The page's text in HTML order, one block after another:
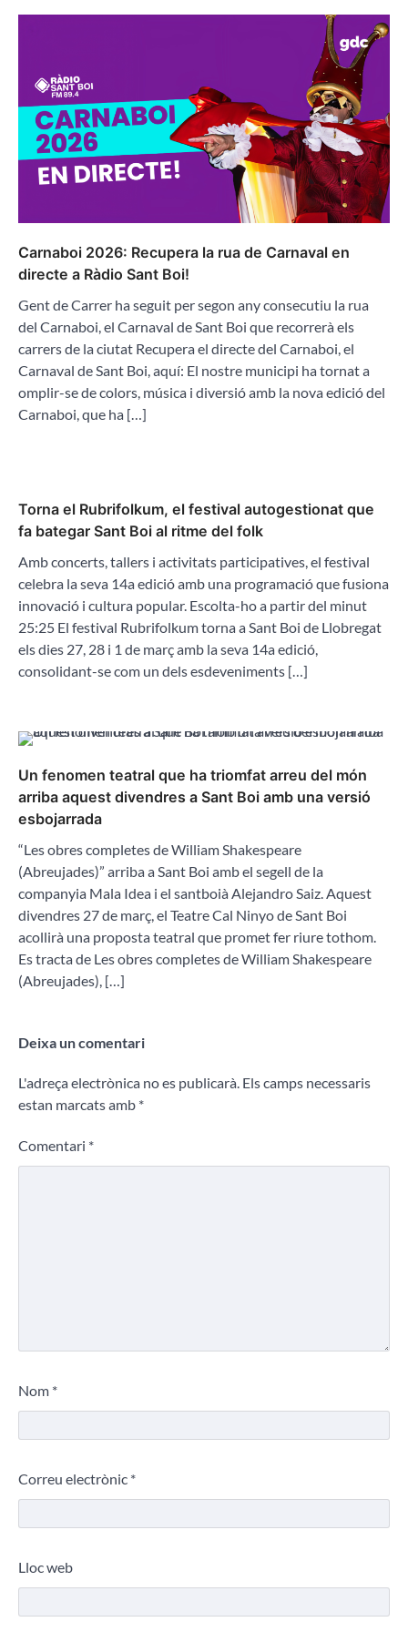
Carnaboi 2026: Recupera la rua de Carnaval en
directe a Ràdio Sant Boi!
Gent de Carrer ha seguit per segon any consecutiu la rua
del Carnaboi, el Carnaval de Sant Boi que recorrerà els
carrers de la ciutat Recupera el directe del Carnaboi, el
Carnaval de Sant Boi, aquí: El nostre municipi ha tornat a
omplir-se de colors, música i diversió amb la nova edició del
Carnaboi, que ha […]
Torna el Rubrifolkum, el festival autogestionat que
fa bategar Sant Boi al ritme del folk
Amb concerts, tallers i activitats participatives, el festival
celebra la seva 14a edició amb una programació que fusiona
innovació i cultura popular. Escolta-ho a partir del minut
25:25 El festival Rubrifolkum torna a Sant Boi de Llobregat
els dies 27, 28 i 1 de març amb la seva 14a edició,
consolidant-se com un dels esdeveniments […]
Un fenomen teatral que ha triomfat arreu del món
arriba aquest divendres a Sant Boi amb una versió
esbojarrada
“Les obres completes de William Shakespeare
(Abreujades)” arriba a Sant Boi amb el segell de la
companyia Mala Idea i el santboià Alejandro Saiz. Aquest
divendres 27 de març, el Teatre Cal Ninyo de Sant Boi
acollirà una proposta teatral que promet fer riure tothom.
Es tracta de Les obres completes de William Shakespeare
(Abreujades), […]
Deixa un comentari
L'adreça electrònica no es publicarà. Els camps necessaris
estan marcats amb *
Comentari *
Nom *
Correu electrònic *
Lloc web